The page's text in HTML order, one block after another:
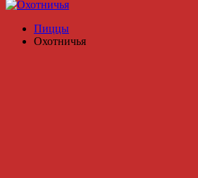
Пиццы
Охотничья